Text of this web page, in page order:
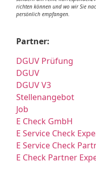
richten können und wo wir Sie
persönlich empfangen.
Partner:
DGUV Prüfung
DGUV
DGUV V3
Stellenangebot
Job
E Check GmbH
E Service Check
E Service Check
E Check Partner